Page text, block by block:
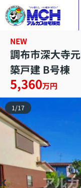
NEW
調布市深大寺
築戸建 B号棟
5,360万円
1/17